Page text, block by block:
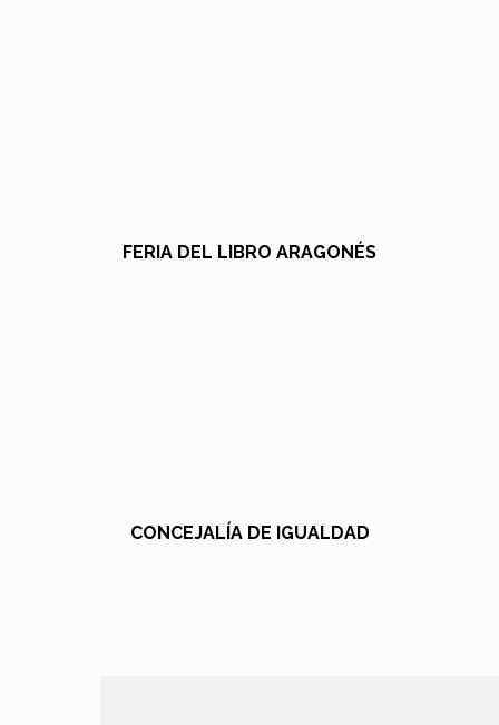
FERIA DEL LIBRO ARAGONÉS
CONCEJALÍA DE IGUALDAD